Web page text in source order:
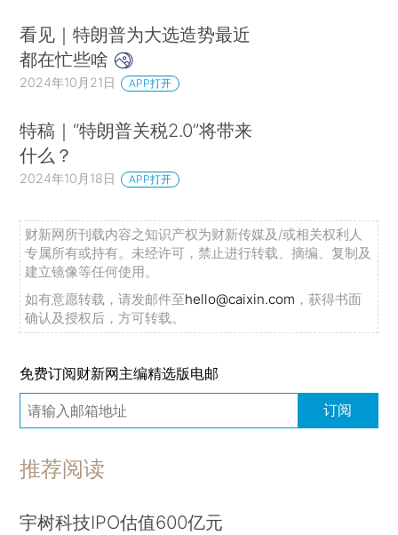
看见｜特朗普为大选造势最近
都在忙些啥
2024年10月21日 APP打开
特稿｜“特朗普关税2.0”将带来
什么？
2024年10月18日 APP打开
财新网所刊载内容之知识产权为财新传媒及/或相关权利人
专属所有或持有。未经许可，禁止进行转载、摘编、复制及
建立镜像等任何使用。
如有意愿转载，请发邮件至hello@caixin.com ，获得书面
确认及授权后，方可转载。
免费订阅财新网主编精选版电邮
订阅
推荐阅读
宇树科技IPO估值600亿元